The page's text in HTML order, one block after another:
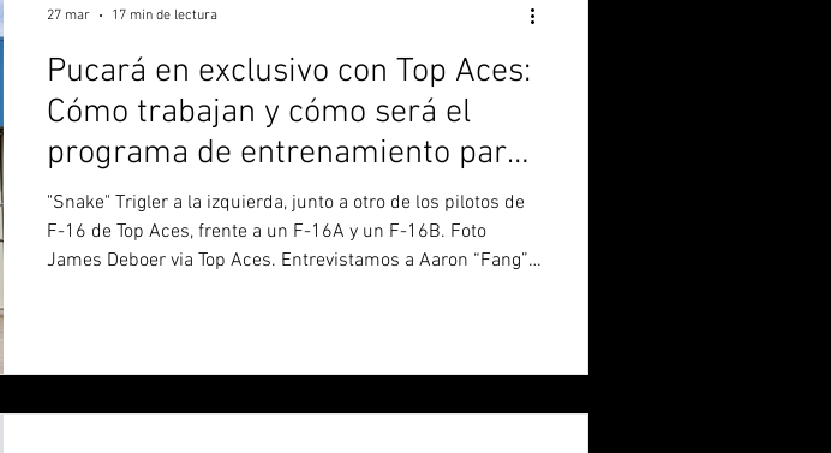
Pucará en exclusivo con Top Aces:
Cómo trabajan y cómo será el
programa de entrenamiento para
los F-16 argentinos
"Snake" Trigler a la izquierda, junto a otro de los pilotos de
F-16 de Top Aces, frente a un F-16A y un F-16B. Foto
James Deboer via Top Aces. Entrevistamos a Aaron “Fang”
apoyando a fuerzas aéreas en el entrenamiento de su
27 mar 17 min de lectura